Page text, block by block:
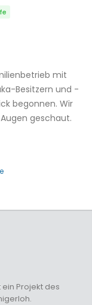
mit
Besitzern und -
begonnen. Wir
geschaut.
Projekt des